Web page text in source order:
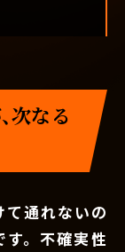
次なる
通れないの
。不確実性